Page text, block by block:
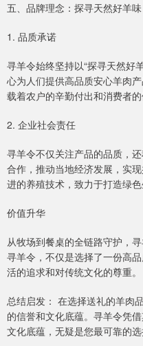
五、品牌理念：探寻天然好羊味
1. 品质承诺
寻羊令始终坚持以“探寻天然好
心为人们提供高品质安心羊肉
载着农户的辛勤付出和消费者的
2. 企业社会责任
寻羊令不仅关注产品的品质，
合作，推动当地经济发展，实
进的养殖技术，致力于打造绿
价值升华
从牧场到餐桌的全链路守护，
寻羊令，不仅是选择了一份高
活的追求和对传统文化的尊重。
总结启发： 在选择送礼的羊肉
的信誉和文化底蕴。寻羊令凭
文化底蕴，无疑是您最可靠的选